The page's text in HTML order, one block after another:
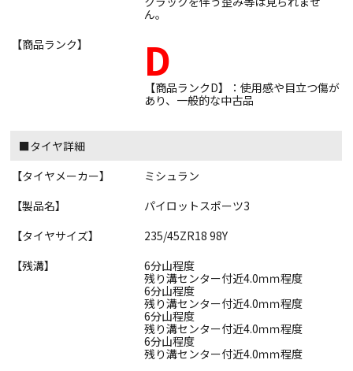
ん。
【商品ランク】
D
【商品ランクD】：使用感や目立つ傷が
あり、一般的な中古品
■タイヤ詳細
【タイヤメーカー】
ミシュラン
【製品名】
パイロットスポーツ3
【タイヤサイズ】
235/45ZR18 98Y
【残溝】
6分山程度
残り溝センター付近4.0ｍｍ程度
6分山程度
残り溝センター付近4.0ｍｍ程度
6分山程度
残り溝センター付近4.0ｍｍ程度
6分山程度
残り溝センター付近4.0ｍｍ程度